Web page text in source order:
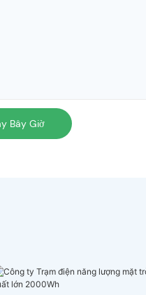
Bây Giờ